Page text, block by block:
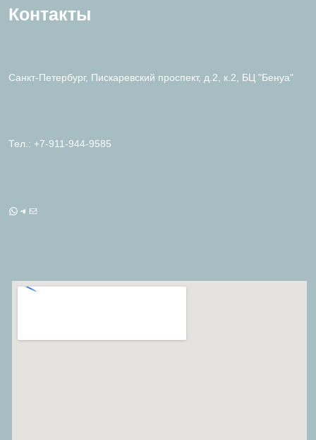
Контакты
Санкт-Петербург, Пискаревский проспект, д.2, к.2, БЦ "Бенуа"
Тел.: +7-911-944-9585
WhatsApp
Telegram
Почта